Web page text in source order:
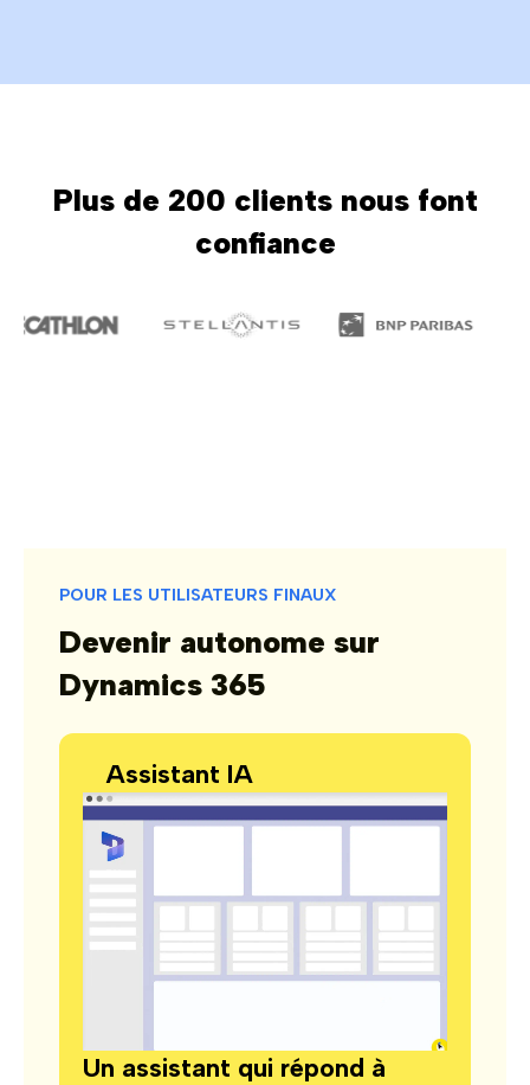
Plus de 200 clients nous font
confiance
POUR LES UTILISATEURS FINAUX
Devenir autonome sur
Dynamics 365
Assistant IA
Un assistant qui répond à